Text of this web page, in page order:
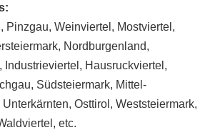
, Pinzgau, Weinviertel , Mostviertel ,
, Nord­burgenland,
, Industrieviertel , Hausruck­viertel ,
, Südsteiermark, Mittel­
Unterkärnten, Osttirol , Weststeiermark,
, etc.